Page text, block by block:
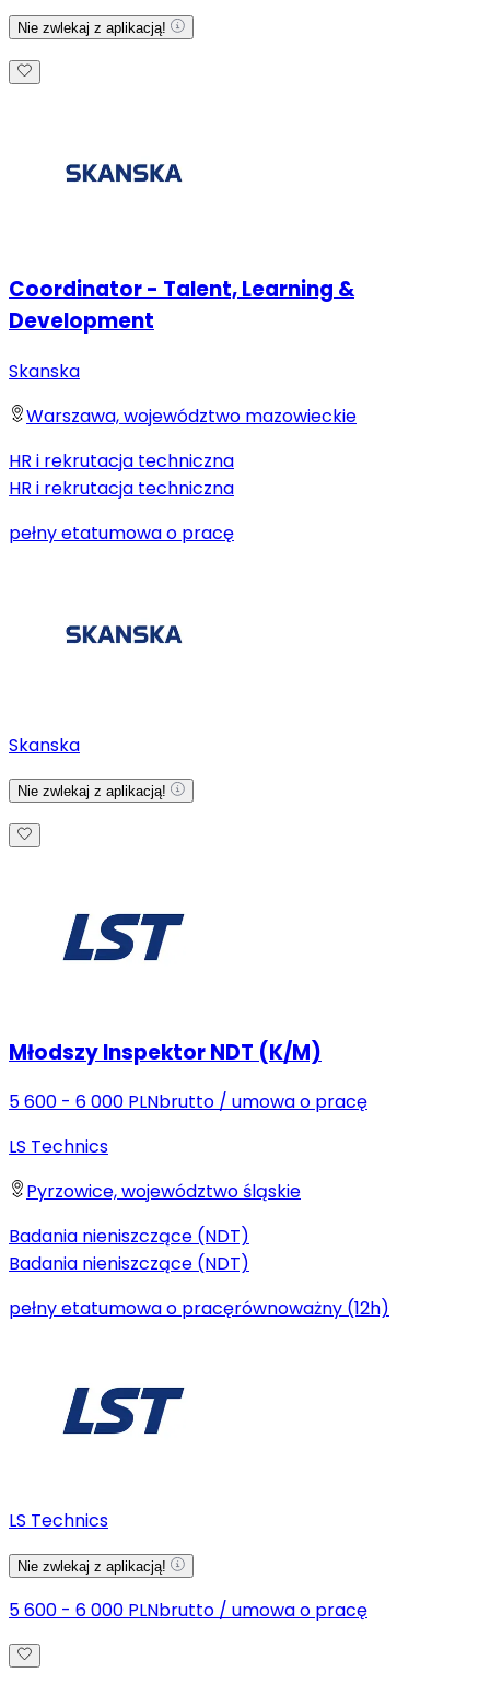
Nie zwlekaj z aplikacją!
Coordinator - Talent, Learning &
Development
Skanska
Warszawa, województwo mazowieckie
HR i rekrutacja techniczna
HR i rekrutacja techniczna
pełny etatumowa o pracę
Skanska
Nie zwlekaj z aplikacją!
Młodszy Inspektor NDT (K/M)
5 600 - 6 000 PLNbrutto / umowa o pracę
LS Technics
Pyrzowice, województwo śląskie
Badania nieniszczące (NDT)
Badania nieniszczące (NDT)
pełny etatumowa o pracęrównoważny (12h)
LS Technics
Nie zwlekaj z aplikacją!
5 600 - 6 000 PLNbrutto / umowa o pracę